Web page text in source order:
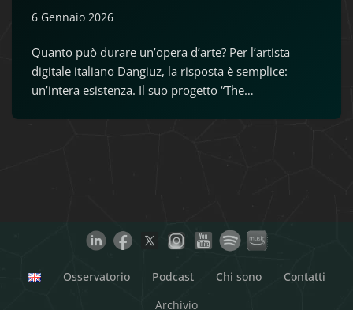
6 Gennaio 2026
Quanto può durare un’opera d’arte? Per l’artista
digitale italiano Dangiuz, la risposta è semplice:
un’intera esistenza. Il suo progetto “The…
Osservatorio Podcast Chi sono
Contatti
Archivio